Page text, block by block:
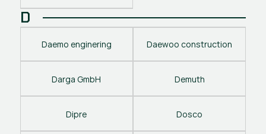
D
Daemo enginering Daewoo construction
Darga GmbH Demuth
Dipre Dosco